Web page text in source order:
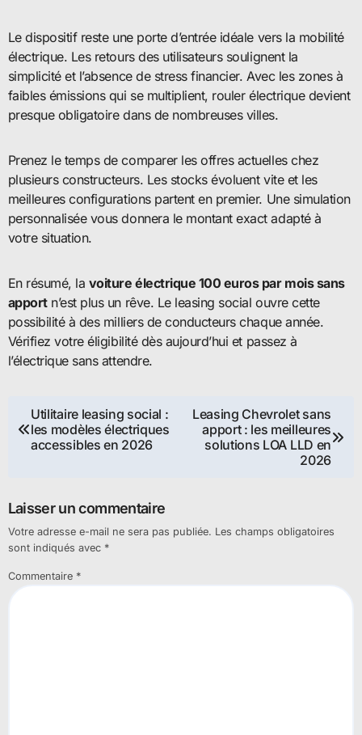
Le dispositif reste une porte d’entrée idéale vers la mobilité
électrique. Les retours des utilisateurs soulignent la
simplicité et l’absence de stress financier. Avec les zones à
faibles émissions qui se multiplient, rouler électrique devient
presque obligatoire dans de nombreuses villes.
Prenez le temps de comparer les offres actuelles chez
plusieurs constructeurs. Les stocks évoluent vite et les
meilleures configurations partent en premier. Une simulation
personnalisée vous donnera le montant exact adapté à
votre situation.
En résumé, la voiture électrique 100 euros par mois sans
apportn’est plus un rêve. Le leasing social ouvre cette
possibilité à des milliers de conducteurs chaque année.
Vérifiez votre éligibilité dès aujourd’hui et passez à
l’électrique sans attendre.
Navigation
de
Utilitaire leasing social :
les modèles électriques
accessibles en 2026
Leasing Chevrolet sans
apport : les meilleures
solutions LOA LLD en
2026
Laisser un commentaire
Votre adresse e-mail ne sera pas publiée. Les champs obligatoires
sont indiqués avec *
Commentaire *